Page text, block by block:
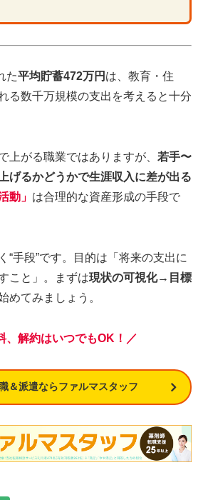
た平均貯蓄472万円 は、教育・住
る数千万規模の支出を考えると十分
上がる職業ではありますが、 若手〜
げるかどうかで生涯収入に差が出る
動」 は合理的な資産形成の手段で
“手段”です。目的は「将来の支出に
こと」。まずは現状の可視化→目標
めてみましょう。
、解約はいつでもOK！／
＆派遣ならファルマスタッフ